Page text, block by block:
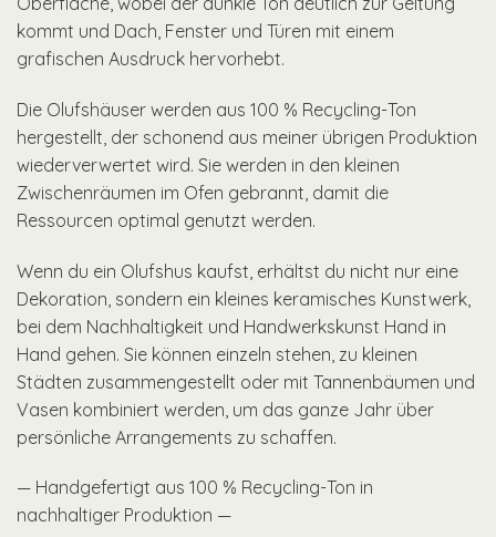
kommt und Dach, Fenster und Türen mit einem
grafischen Ausdruck hervorhebt.
Die Olufshäuser werden aus 100 % Recycling-Ton
hergestellt, der schonend aus meiner übrigen Produktion
wiederverwertet wird. Sie werden in den kleinen
Zwischenräumen im Ofen gebrannt, damit die
Ressourcen optimal genutzt werden.
Wenn du ein Olufshus kaufst, erhältst du nicht nur eine
Dekoration, sondern ein kleines keramisches Kunstwerk,
bei dem Nachhaltigkeit und Handwerkskunst Hand in
Hand gehen. Sie können einzeln stehen, zu kleinen
Städten zusammengestellt oder mit Tannenbäumen und
Vasen kombiniert werden, um das ganze Jahr über
persönliche Arrangements zu schaffen.
— Handgefertigt aus 100 % Recycling-Ton in
nachhaltiger Produktion —